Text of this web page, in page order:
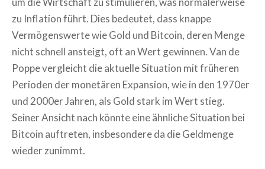
zu Inflation führt. Dies bedeutet, dass knappe
Vermögenswerte wie Gold und Bitcoin, deren Menge
nicht schnell ansteigt, oft an Wert gewinnen. Van de
Poppe vergleicht die aktuelle Situation mit früheren
Perioden der monetären Expansion, wie in den 1970er
und 2000er Jahren, als Gold stark im Wert stieg.
Seiner Ansicht nach könnte eine ähnliche Situation bei
Bitcoin auftreten, insbesondere da die Geldmenge
wieder zunimmt.